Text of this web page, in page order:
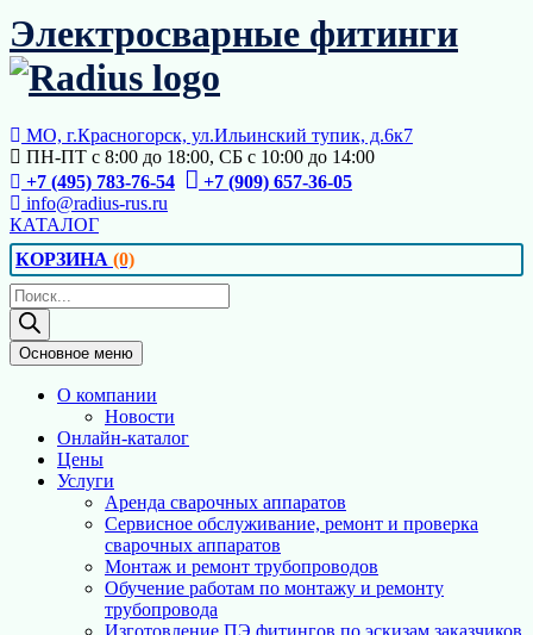
Перейти
к
содержимому
Электросварные фитинги
МО, г.Красногорск, ул.Ильинский тупик, д.6к7
ПН-ПТ с 8:00 до 18:00, СБ с 10:00 до 14:00
+7 (495) 783-76-54
+7 (909) 657-36-05
info@radius-rus.ru
КАТАЛОГ
КОРЗИНА (0)
Поиск
товаров
Основное меню
О компании
Новости
Онлайн-каталог
Цены
Услуги
Аренда сварочных аппаратов
Сервисное обслуживание, ремонт и проверка
сварочных аппаратов
Монтаж и ремонт трубопроводов
Обучение работам по монтажу и ремонту
трубопровода